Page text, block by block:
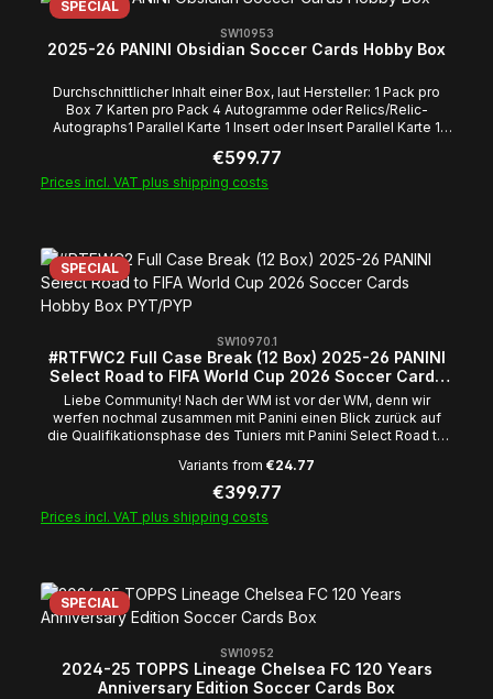
das euer Spot im Break leer ausgeht! Sollte es dazu kommen,
dass auf einer Karte mehrere Spieler abgebildet sind, welche
nicht zu eindeutig einem Spot zuzuordnen sind, wird die Karte
denn die betroffenen Parteien können sich untereinander
einigen! Wir wünschen euch viel Erfolg im Break und dicke
Hits! Euer Team von Cobracards
SPECIAL
SW10953
2025-26 PANINI Obsidian Soccer Cards Hobby Box
Durchschnittlicher Inhalt einer Box, laut Hersteller: 1 Pack pro
Box 7 Karten pro Pack 4 Autogramme oder Relics/Relic-
Autographs1 Parallel Karte 1 Insert oder Insert Parallel Karte 1
Regular price:
€599.77
Prices incl. VAT plus shipping costs
SPECIAL
SW10970.1
#RTFWC2 Full Case Break (12 Box) 2025-26 PANINI
Select Road to FIFA World Cup 2026 Soccer Cards
Hobby Box PYT/PYP
Liebe Community! Nach der WM ist vor der WM, denn wir
werfen nochmal zusammen mit Panini einen Blick zurück auf
die Qualifikationsphase des Tuniers mit Panini Select Road to
Case, dass heißt 12 Boxen des brandneuen Produkts mit allen
Casehits rund um Stained Glass, Artistic Impressions und vielen
Durchschnitt 3 Autogramme oder Relics und 5 Nummerierte
kommen, dass auf einer Karte mehrere Spieler abgebildet sind,
welche nicht zu eindeutig einem Spot zuzuordnen sind, wird
die Karte via DuckRace/random.org einem der Spots
zugewiesen, es sei denn die betroffenen Parteien können sich
untereinander einigen! Wir wünschen euch viel Erfolg im Break
und dicke Hits! Euer Team von Cobracards
Variants from €24.77
Regular price:
€399.77
Prices incl. VAT plus shipping costs
SPECIAL
SW10952
2024-25 TOPPS Lineage Chelsea FC 120 Years
Anniversary Edition Soccer Cards Box